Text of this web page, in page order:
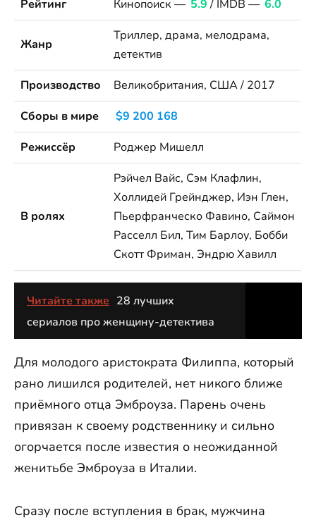
Рейтинг Кинопоиск — 5.9 / IMDB — 6.0
Жанр
Триллер, драма, мелодрама,
детектив
Производство
Великобритания, США / 2017
Сборы в мире
$9 200 168
Режиссёр
Роджер Мишелл
В ролях
Рэйчел Вайс, Сэм Клафлин,
Холлидей Грейнджер, Иэн Глен,
Пьерфранческо Фавино, Саймон
Расселл Бил, Тим Барлоу, Бобби
Скотт Фриман, Эндрю Хавилл
Читайте также 28 лучших
сериалов про женщину-детектива
Для молодого аристократа Филиппа, который
рано лишился родителей, нет никого ближе
приёмного отца Эмброуза. Парень очень
привязан к своему родственнику и сильно
огорчается после известия о неожиданной
женитьбе Эмброуза в Италии.
Сразу после вступления в брак, мужчина